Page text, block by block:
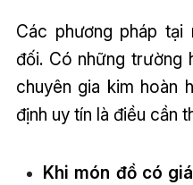
Các phương pháp tại
đối. Có những trường
chuyên gia kim hoàn
định uy tín là điều cần
Khi món đồ có